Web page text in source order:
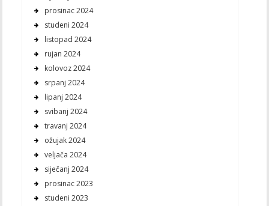
prosinac 2024
studeni 2024
listopad 2024
rujan 2024
kolovoz 2024
srpanj 2024
lipanj 2024
svibanj 2024
travanj 2024
ožujak 2024
veljača 2024
siječanj 2024
prosinac 2023
studeni 2023